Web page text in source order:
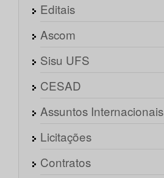
Editais
Ascom
Sisu UFS
CESAD
Assuntos Internacionais
Licitações
Contratos